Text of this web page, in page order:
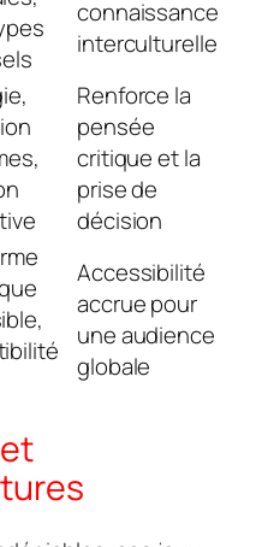
connaissance
interculturelle
Renforce la
pensée
critique et la
prise de
décision
Accessibilité
accrue pour
une audience
globale